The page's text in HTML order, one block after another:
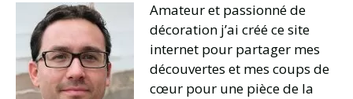
Amateur et passionné de
décoration j’ai créé ce site
internet pour partager mes
découvertes et mes coups de
cœur pour une pièce de la